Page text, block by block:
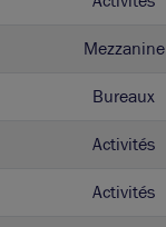
Mezzanine
Bureaux
Activités
Activités